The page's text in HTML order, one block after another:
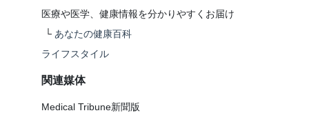
医療や医学、健康情報を分かりやすくお届け
└ あなたの健康百科
ライフスタイル
関連媒体
Medical Tribune新聞版